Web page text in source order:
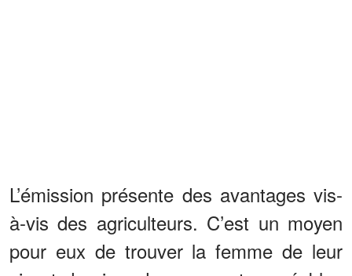
L’émission présente des avantages vis-
à-vis des agriculteurs. C’est un moyen
pour eux de trouver la femme de leur